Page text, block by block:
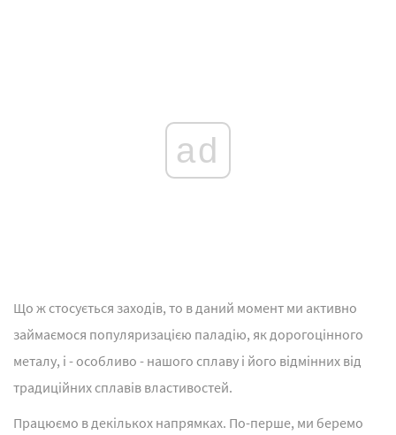
ad
Що ж стосується заходів, то в даний момент ми активно
займаємося популяризацією паладію, як дорогоцінного
металу, і - особливо - нашого сплаву і його відмінних від
традиційних сплавів властивостей.
Працюємо в декількох напрямках. По-перше, ми беремо